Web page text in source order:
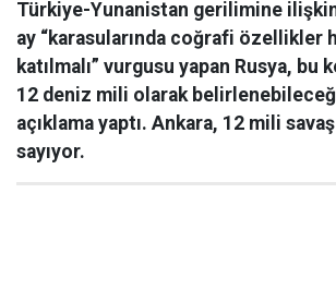
Türkiye-Yunanistan gerilimine
ay “karasularında coğrafi özellikler
katılmalı” vurgusu yapan Rusya, bu
12 deniz mili olarak
açıklama yaptı. Ankara, 12 mili
sayıyor.